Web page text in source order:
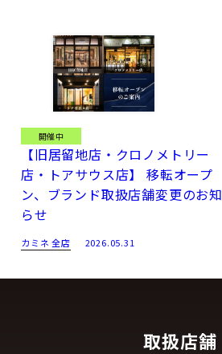
開催中
【旧居留地店・クロノメトリー
店・トアサウス店】 移転オープ
ン、ブランド取扱店舗変更のお知
らせ
カミネ 全店 2026.05.31
取扱店舗